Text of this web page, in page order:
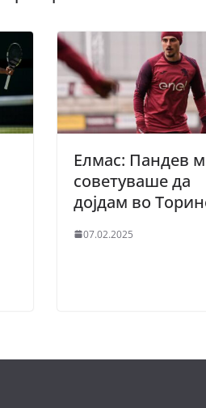
Eлмас: Пандев
советуваше да
дојдам во
07.02.2025